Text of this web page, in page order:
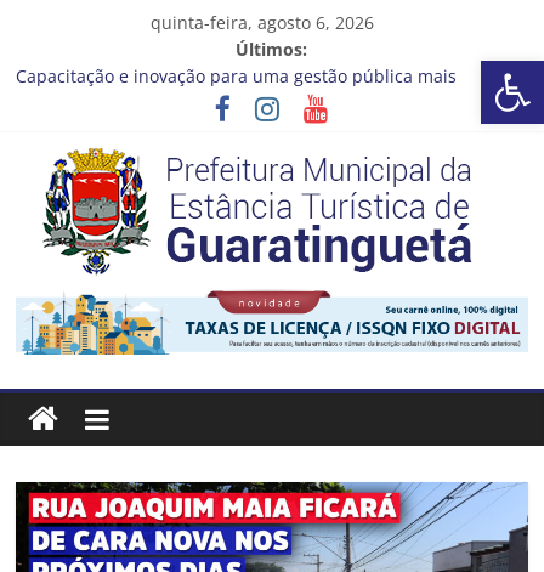
Barra de Ferramentas Aberta
quinta-feira, agosto 6, 2026
Últimos:
Capacitação e inovação para uma gestão pública mais
Seu próximo emprego pode estar mais perto do que você
imagina
Novo curso no Qualifica Guará
Prefeitura de Guaratinguetá divulga novo cronograma dos
editais da PNAB
Guaratinguetá realizará ação de vacinação contra a Febre
Amarela na região da Rocinha
Prefeitura
Estância
Turística
Guaratinguetá
Prefeitura